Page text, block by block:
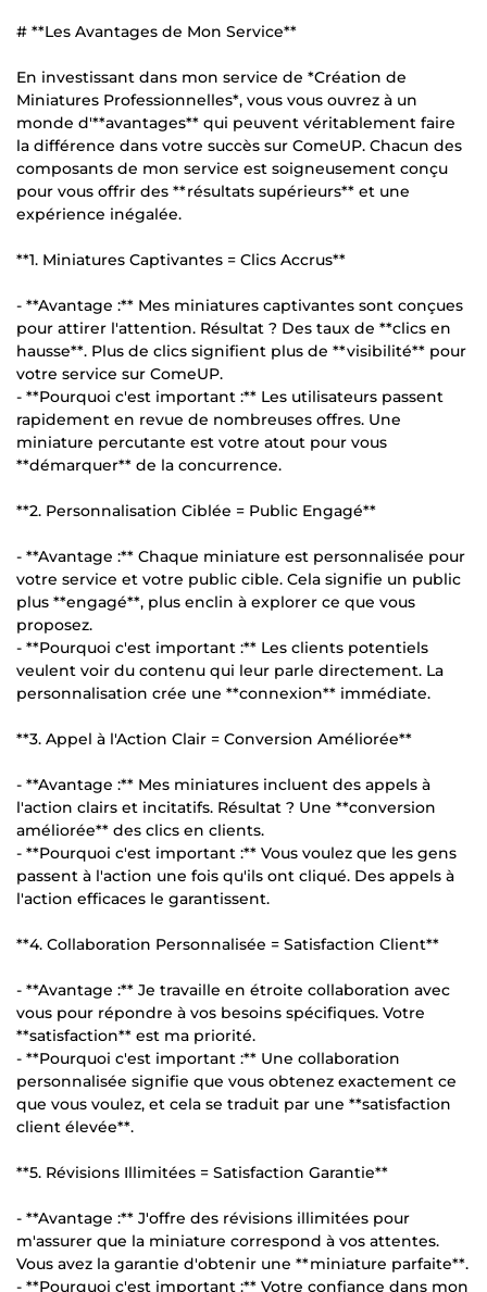
# **Les Avantages de Mon Service**
En investissant dans mon service de *Création de
Miniatures Professionnelles*, vous vous ouvrez à un
monde d'**avantages** qui peuvent véritablement faire
la différence dans votre succès sur ComeUP. Chacun des
composants de mon service est soigneusement conçu
pour vous offrir des **résultats supérieurs** et une
expérience inégalée.
**1. Miniatures Captivantes = Clics Accrus**
- **Avantage :** Mes miniatures captivantes sont conçues
pour attirer l'attention. Résultat ? Des taux de **clics en
hausse**. Plus de clics signifient plus de **visibilité** pour
votre service sur ComeUP.
- **Pourquoi c'est important :** Les utilisateurs passent
rapidement en revue de nombreuses offres. Une
miniature percutante est votre atout pour vous
**démarquer** de la concurrence.
**2. Personnalisation Ciblée = Public Engagé**
- **Avantage :** Chaque miniature est personnalisée pour
votre service et votre public cible. Cela signifie un public
plus **engagé**, plus enclin à explorer ce que vous
proposez.
- **Pourquoi c'est important :** Les clients potentiels
veulent voir du contenu qui leur parle directement. La
personnalisation crée une **connexion** immédiate.
**3. Appel à l'Action Clair = Conversion Améliorée**
- **Avantage :** Mes miniatures incluent des appels à
l'action clairs et incitatifs. Résultat ? Une **conversion
améliorée** des clics en clients.
- **Pourquoi c'est important :** Vous voulez que les gens
passent à l'action une fois qu'ils ont cliqué. Des appels à
l'action efficaces le garantissent.
**4. Collaboration Personnalisée = Satisfaction Client**
- **Avantage :** Je travaille en étroite collaboration avec
vous pour répondre à vos besoins spécifiques. Votre
**satisfaction** est ma priorité.
- **Pourquoi c'est important :** Une collaboration
personnalisée signifie que vous obtenez exactement ce
que vous voulez, et cela se traduit par une **satisfaction
client élevée**.
**5. Révisions Illimitées = Satisfaction Garantie**
- **Avantage :** J'offre des révisions illimitées pour
m'assurer que la miniature correspond à vos attentes.
Vous avez la garantie d'obtenir une **miniature parfaite**.
- **Pourquoi c'est important :** Votre confiance dans mon